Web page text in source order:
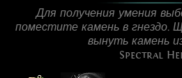
Для получения умения
поместите камень в гнездо.
вынуть камень
Spectral